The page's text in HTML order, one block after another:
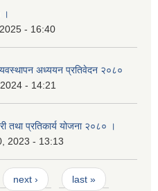
।
- 16:40
अध्ययन प्रतिवेदन २०८०
- 14:21
तथा प्रतिकार्य योजना २०८० ।
2023 - 13:13
next › last »